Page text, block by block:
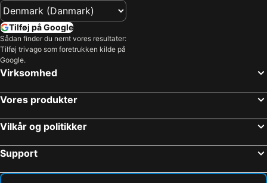
Tilføj på Google
Sådan finder du nemt vores resultater:
Tilføj trivago som foretrukken kilde på
Google.
Virksomhed
Vores produkter
Vilkår og politikker
Support